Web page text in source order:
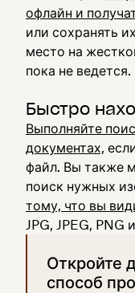
офлайн и
или сохранять
место на
пока не ведется.
Быстро
Выполняйте
документах,
файл. Вы также
поиск нужных
тому, что вы
JPG, JPEG, PNG
Откройте
способ